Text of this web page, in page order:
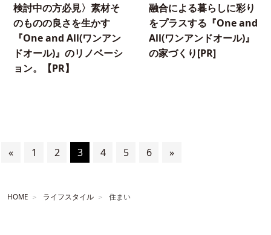
検討中の方必見〉素材そ
のものの良さを生かす
『One and All(ワンアン
ドオール)』のリノベーシ
ョン。【PR】
融合による暮らしに彩り
をプラスする『One and
All(ワンアンドオール)』
の家づくり[PR]
« 1 2 3 4 5 6 »
HOME ライフスタイル 住まい